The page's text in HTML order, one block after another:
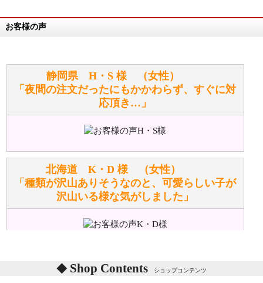
万が一欲しい商品が見つからない場合は、探して取り
お任せください！それは当店が謡っています「おも
てなしの心」で対応させていただきます。
シュタイフのぬいぐるみは洗濯できますか？ ぬいぐ
るみのお手入れ方法を教えてください。
詳しくはこちら をご覧ください。
ぬいぐるみの耳に付いているボタンやタグに、何か意
味などがありますか？
詳しくはこちらをご覧ください。
お客様の声
静岡県 H・S 様 （女性）
「夜間の注文だったにもかかわらず、すぐに対
応頂き…」
北海道 K・D 様 （女性）
「種類が沢山ありそうなのと、可愛らしい子が
沢山いる様な気がしました」
東京都 M・K 様 （女性）
「対応はどちらも丁寧でした。値段と他の融通
Shop Contents ショップコンテンツ